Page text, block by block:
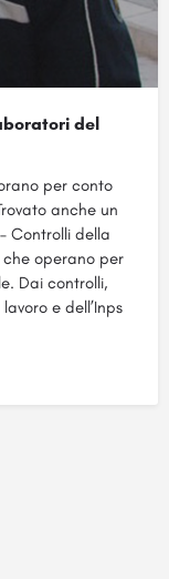
del
per conto
anche un
Controlli della
operano per
Dai controlli,
e dell’Inps